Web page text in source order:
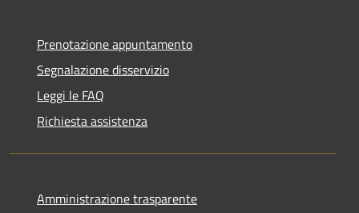
Prenotazione appuntamento
Segnalazione disservizio
Leggi le FAQ
Richiesta assistenza
Amministrazione trasparente